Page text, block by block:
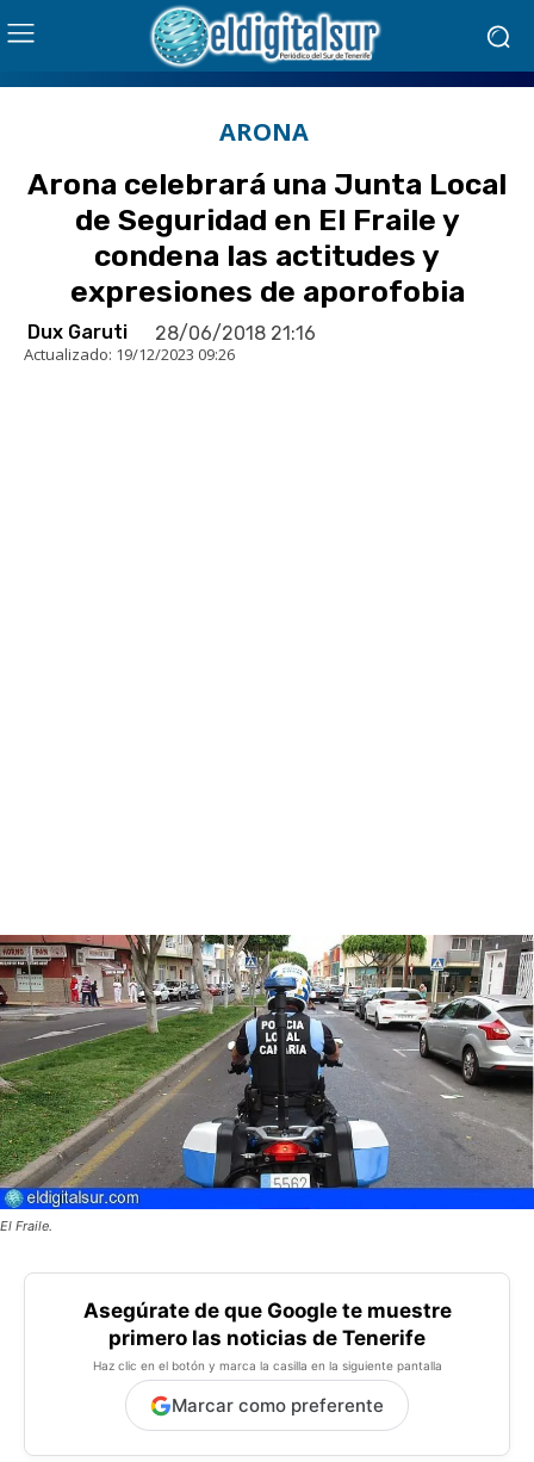
ARONA
Arona celebrará una Junta Local
de Seguridad en El Fraile y
condena las actitudes y
expresiones de aporofobia
Dux Garuti 28/06/2018 21:16
Actualizado: 19/12/2023 09:26
El Fraile.
Asegúrate de que Google te muestre
primero las noticias de Tenerife
Haz clic en el botón y marca la casilla en la siguiente pantalla
Marcar como preferente